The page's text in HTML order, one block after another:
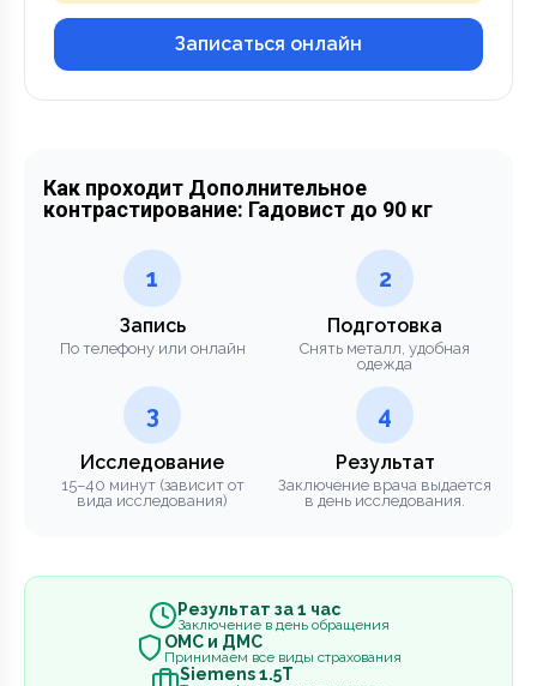
Записаться онлайн
Как проходит Дополнительное
контрастирование: Гадовист до 90 кг
1
Запись
По телефону или онлайн
2
Подготовка
Снять металл, удобная
одежда
3
Исследование
15–40 минут (зависит от
вида исследования)
4
Результат
Заключение врача выдается
в день исследования.
Результат за 1 час
Заключение в день обращения
ОМС и ДМС
Принимаем все виды страхования
Siemens 1.5Т